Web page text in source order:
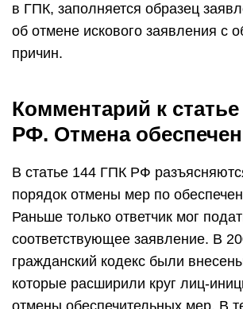
в ГПК, заполняется образец
об отмене искового заявления с
причин.
Комментарий к
РФ. Отмена
В статье 144 ГПК РФ
порядок отмены мер по
Раньше только ответчик мог
соответствующее заявление. В
гражданский кодекс были
которые расширили круг лиц-
отмены обеспечительных мер. В